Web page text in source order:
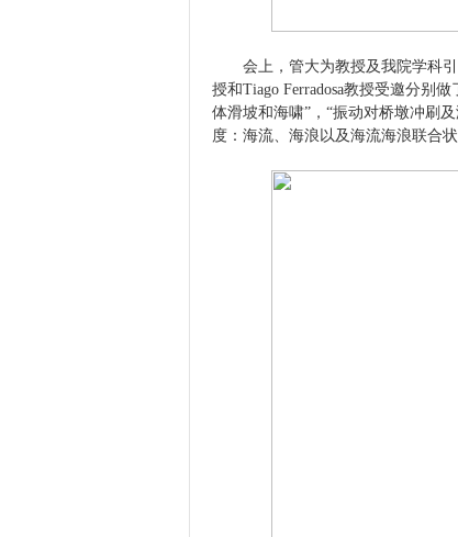
会上，管大为教授及我院学科引
授和Tiago Ferradosa教授受邀分别
体滑坡和海啸”，“振动对桥墩冲刷
度：海流、海浪以及海流海浪联合